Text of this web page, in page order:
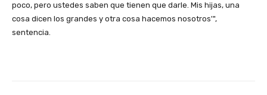
poco, pero ustedes saben que tienen que darle. Mis hijas, una
cosa dicen los grandes y otra cosa hacemos nosotros'",
sentencia.